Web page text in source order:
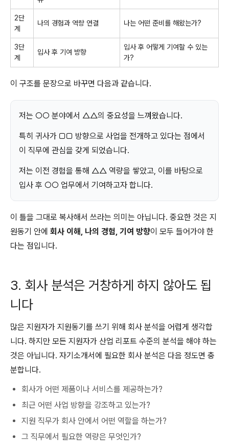
2단
계
나의 경험과 역량 연결 나는 어떤 준비를 해왔는가?
3단
계
입사 후 기여 방향
입사 후 어떻게 기여할 수 있는
가?
이 구조를 문장으로 바꾸면 다음과 같습니다.
저는 ○○ 분야에서 △△의 중요성을 느껴왔습니다.
특히 귀사가 □□ 방향으로 사업을 전개하고 있다는 점에서
이 직무에 관심을 갖게 되었습니다.
저는 이전 경험을 통해 △△ 역량을 쌓았고, 이를 바탕으로
입사 후 ○○ 업무에서 기여하고자 합니다.
이 틀을 그대로 복사해서 쓰라는 의미는 아닙니다. 중요한 것은 지
원동기 안에 회사 이해, 나의 경험, 기여 방향이 모두 들어가야 한
다는 점입니다.
3. 회사 분석은 거창하게 하지 않아도 됩
니다
많은 지원자가 지원동기를 쓰기 위해 회사 분석을 어렵게 생각합
니다. 하지만 모든 지원자가 산업 리포트 수준의 분석을 해야 하는
것은 아닙니다. 자기소개서에 필요한 회사 분석은 다음 정도면 충
분합니다.
회사가 어떤 제품이나 서비스를 제공하는가?
최근 어떤 사업 방향을 강조하고 있는가?
지원 직무가 회사 안에서 어떤 역할을 하는가?
그 직무에서 필요한 역량은 무엇인가?